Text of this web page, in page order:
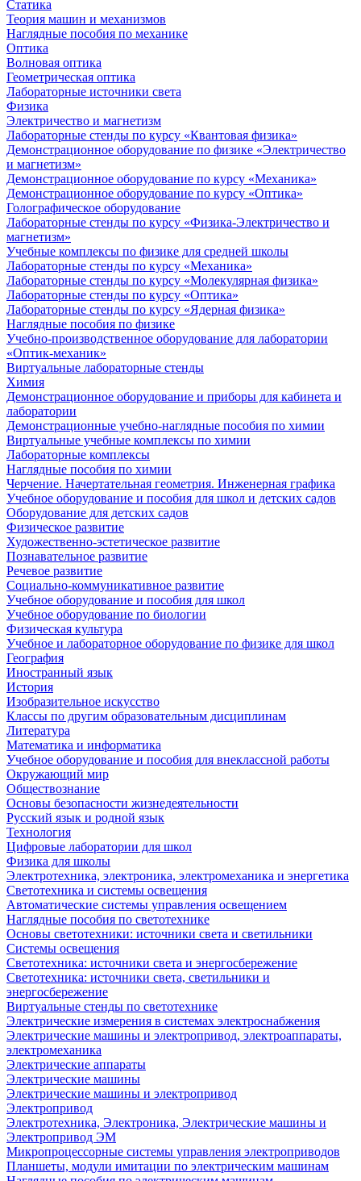
Статика
Теория машин и механизмов
Наглядные пособия по механике
Оптика
Волновая оптика
Геометрическая оптика
Лабораторные источники света
Физика
Электричество и магнетизм
Лабораторные стенды по курсу «Квантовая физика»
Демонстрационное оборудование по физике «Электричество
и магнетизм»
Демонстрационное оборудование по курсу «Механика»
Демонстрационное оборудование по курсу «Оптика»
Голографическое оборудование
Лабораторные стенды по курсу «Физика-Электричество и
магнетизм»
Учебные комплексы по физике для средней школы
Лабораторные стенды по курсу «Механика»
Лабораторные стенды по курсу «Молекулярная физика»
Лабораторные стенды по курсу «Оптика»
Лабораторные стенды по курсу «Ядерная физика»
Наглядные пособия по физике
Учебно-производственное оборудование для лаборатории
«Оптик-механик»
Виртуальные лабораторные стенды
Химия
Демонстрационное оборудование и приборы для кабинета и
лаборатории
Демонстрационные учебно-наглядные пособия по химии
Виртуальные учебные комплексы по химии
Лабораторные комплексы
Наглядные пособия по химии
Черчение. Начертательная геометрия. Инженерная графика
Учебное оборудование и пособия для школ и детских садов
Оборудование для детских садов
Физическое развитие
Художественно-эстетическое развитие
Познавательное развитие
Речевое развитие
Социально-коммуникативное развитие
Учебное оборудование и пособия для школ
Учебное оборудование по биологии
Физическая культура
Учебное и лабораторное оборудование по физике для школ
География
Иностранный язык
История
Изобразительное искусство
Классы по другим образовательным дисциплинам
Литература
Математика и информатика
Учебное оборудование и пособия для внеклассной работы
Окружающий мир
Обществознание
Основы безопасности жизнедеятельности
Русский язык и родной язык
Технология
Цифровые лаборатории для школ
Физика для школы
Электротехника, электроника, электромеханика и энергетика
Светотехника и системы освещения
Автоматические системы управления освещением
Наглядные пособия по светотехнике
Основы светотехники: источники света и светильники
Системы освещения
Светотехника: источники света и энергосбережение
Светотехника: источники света, светильники и
энергосбережение
Виртуальные стенды по светотехнике
Электрические измерения в системах электроснабжения
Электрические машины и электропривод, электроаппараты,
электромеханика
Электрические аппараты
Электрические машины
Электрические машины и электропривод
Электропривод
Электротехника, Электроника, Электрические машины и
Электропривод ЭМ
Микропроцессорные системы управления электроприводов
Планшеты, модули имитации по электрическим машинам